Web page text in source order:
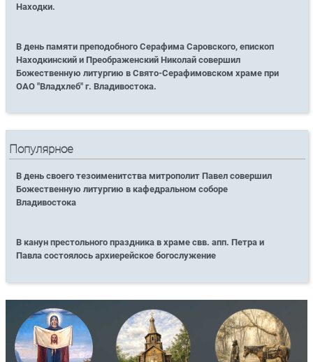
Находки.
В день памяти преподобного Серафима Саровского, епископ
Находкинский и Преображенский Николай совершил
Божественную литургию в Свято-Серафимовском храме при
ОАО "Владхлеб" г. Владивостока.
Популярное
В день своего тезоименитства митрополит Павел совершил
Божественную литургию в кафедральном соборе
Владивостока
В канун престольного праздника в храме свв. апп. Петра и
Павла состоялось архиерейское богослужение